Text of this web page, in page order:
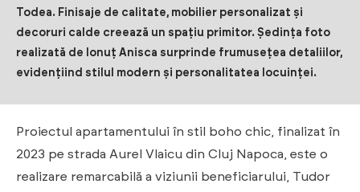
Todea. Finisaje de calitate, mobilier personalizat și
decoruri calde creează un spațiu primitor. Ședința foto
realizată de Ionuț Anisca surprinde frumusețea detaliilor,
evidențiind stilul modern și personalitatea locuinței.
Proiectul apartamentului în stil boho chic, finalizat în
2023 pe strada Aurel Vlaicu din Cluj Napoca, este o
realizare remarcabilă a viziunii beneficiarului, Tudor